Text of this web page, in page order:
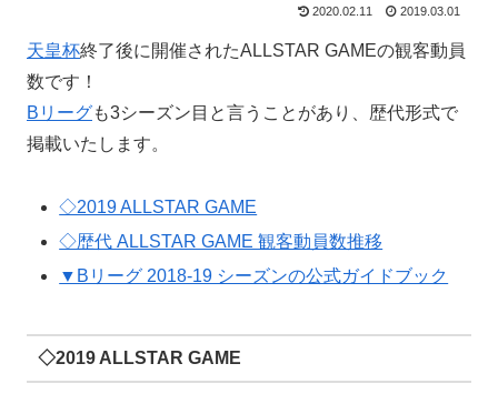
2020.02.11 2019.03.01
天皇杯終了後に開催されたALLSTAR GAMEの観客動員
数です！
Bリーグも3シーズン目と言うことがあり、歴代形式で
掲載いたします。
◇2019 ALLSTAR GAME
◇歴代 ALLSTAR GAME 観客動員数推移
▼Bリーグ 2018-19 シーズンの公式ガイドブック
◇2019 ALLSTAR GAME